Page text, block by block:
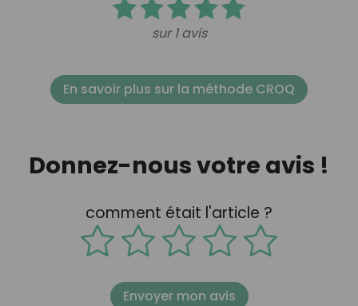
sur 1 avis
En savoir plus sur la méthode CROQ
Donnez-nous votre avis !
comment était l'article ?
Envoyer mon avis